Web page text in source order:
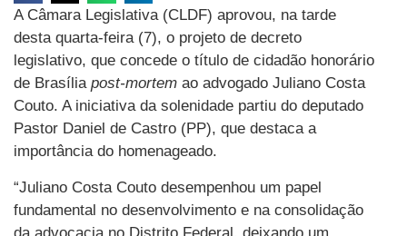
A Câmara Legislativa (CLDF) aprovou, na tarde
desta quarta-feira (7), o projeto de decreto
legislativo, que concede o título de cidadão honorário
de Brasília post-mortem ao advogado Juliano Costa
Couto. A iniciativa da solenidade partiu do deputado
Pastor Daniel de Castro (PP), que destaca a
importância do homenageado.
“Juliano Costa Couto desempenhou um papel
fundamental no desenvolvimento e na consolidação
da advocacia no Distrito Federal, deixando um